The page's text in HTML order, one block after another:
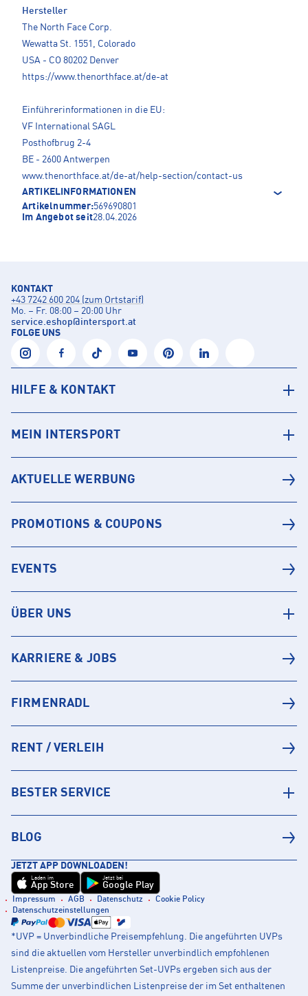
Hersteller
The North Face Corp.
Wewatta St. 1551, Colorado
USA - CO 80202 Denver
https://www.thenorthface.at/de-at
Einführerinformationen in die EU:
VF International SAGL
Posthofbrug 2-4
BE - 2600 Antwerpen
www.thenorthface.at/de-at/help-section/contact-us
ARTIKELINFORMATIONEN
Artikelnummer:569690801
Im Angebot seit28.04.2026
KONTAKT
+43 7242 600 204 (zum Ortstarif)
Mo. – Fr. 08:00 – 20:00 Uhr
service.eshop@intersport.at
FOLGE UNS
HILFE & KONTAKT
MEIN INTERSPORT
AKTUELLE WERBUNG
PROMOTIONS & COUPONS
EVENTS
ÜBER UNS
KARRIERE & JOBS
FIRMENRADL
RENT / VERLEIH
BESTER SERVICE
BLOG
JETZT APP DOWNLOADEN!
Laden im
App Store
Jetzt bei
Google Play
Impressum AGB Datenschutz
Cookie Policy
Datenschutzeinstellungen
*UVP = Unverbindliche Preisempfehlung. Die angeführten UVPs
sind die aktuellen vom Hersteller unverbindlich empfohlenen
Listenpreise. Die angeführten Set-UVPs ergeben sich aus der
Summe der unverbindlichen Listenpreise der im Set enthaltenen